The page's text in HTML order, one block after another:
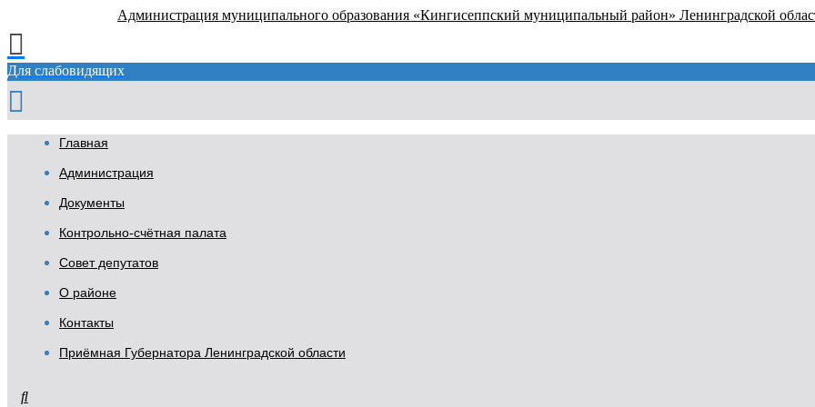
Администрация муниципального образования «Кингисеппский муниципальный район» Ленинградской
Для слабовидящих
Главная
Администрация
Документы
Контрольно-счётная палата
Совет депутатов
О районе
Контакты
Приёмная Губернатора Ленинградской области